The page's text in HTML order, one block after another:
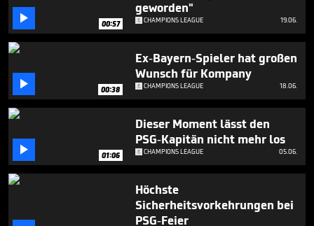
seconds
 00:57
geworden"
CHAMPIONS LEAGUE 19.06.
 00:38
Ex-Bayern-Spieler hat großen
Wunsch für Kompany
CHAMPIONS LEAGUE 18.06.
 01:06
Dieser Moment lässt den
PSG-Kapitän nicht mehr los
CHAMPIONS LEAGUE 05.06.
Höchste
Sicherheitsvorkehrungen bei
PSG-Feier